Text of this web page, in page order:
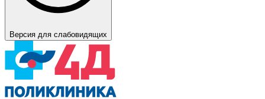
Версия для слабовидящих